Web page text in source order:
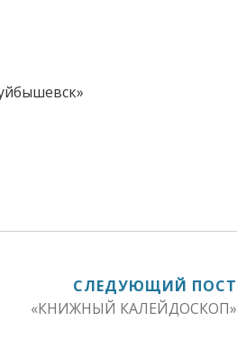
СЛЕДУЮЩИЙ ПОСТ
«КНИЖНЫЙ КАЛЕЙДОСКОП»